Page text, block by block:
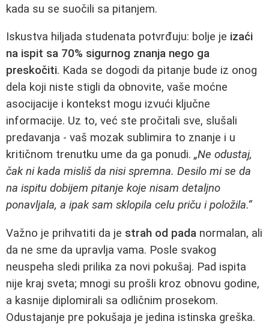
kada su se suočili sa pitanjem.
Iskustva hiljada studenata potvrđuju: bolje je izaći
na ispit sa 70% sigurnog znanja nego ga
preskočiti. Kada se dogodi da pitanje bude iz onog
dela koji niste stigli da obnovite, vaše moćne
asocijacije i kontekst mogu izvući ključne
informacije. Uz to, već ste pročitali sve, slušali
predavanja - vaš mozak sublimira to znanje i u
kritičnom trenutku ume da ga ponudi. „Ne odustaj,
čak ni kada misliš da nisi spremna. Desilo mi se da
na ispitu dobijem pitanje koje nisam detaljno
ponavljala, a ipak sam sklopila celu priču i položila.“
Važno je prihvatiti da je strah od pada normalan, ali
da ne sme da upravlja vama. Posle svakog
neuspeha sledi prilika za novi pokušaj. Pad ispita
nije kraj sveta; mnogi su prošli kroz obnovu godine,
a kasnije diplomirali sa odličnim prosekom.
Odustajanje pre pokušaja je jedina istinska greška.